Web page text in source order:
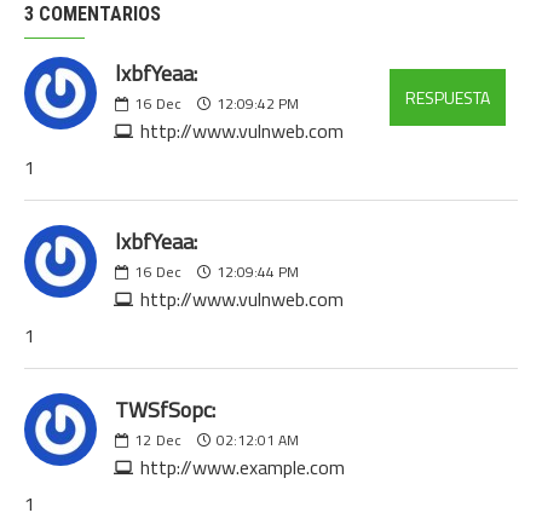
3 COMENTARIOS
lxbfYeaa:
16 Dec 12:09:42 PM
http://www.vulnweb.com
RESPUESTA
1
lxbfYeaa:
16 Dec 12:09:44 PM
http://www.vulnweb.com
1
TWSfSopc:
12 Dec 02:12:01 AM
http://www.example.com
1